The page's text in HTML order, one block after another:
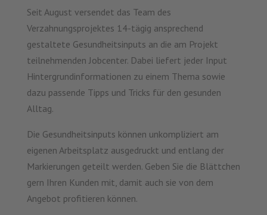
Seit August versendet das Team des
Verzahnungsprojektes 14-tägig ansprechend
gestaltete Gesundheitsinputs an die am Projekt
teilnehmenden Jobcenter. Dabei liefert jeder Input
Hintergrundinformationen zu einem Thema sowie
dazu passende Tipps und Tricks für den gesunden
Alltag.
Die Gesundheitsinputs können unkompliziert am
eigenen Arbeitsplatz ausgedruckt und entlang der
Markierungen geteilt werden. Geben Sie die Blättchen
gern Ihren Kunden mit, damit auch sie von dem
Angebot profitieren können.